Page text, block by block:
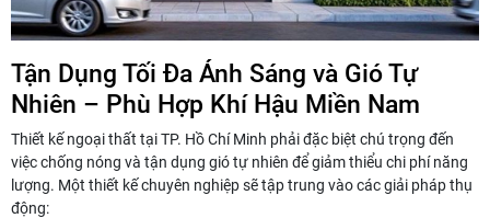
Tận Dụng Tối Đa Ánh Sáng và Gió Tự
Nhiên – Phù Hợp Khí Hậu Miền Nam
Thiết kế ngoại thất tại TP. Hồ Chí Minh phải đặc biệt chú trọng đến
việc chống nóng và tận dụng gió tự nhiên để giảm thiểu chi phí năng
lượng. Một thiết kế chuyên nghiệp sẽ tập trung vào các giải pháp thụ
động: